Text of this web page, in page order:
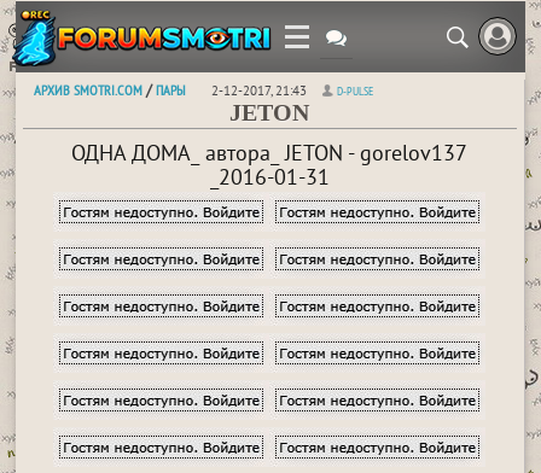
АРХИВ SMOTRI.COM /ПАРЫ 2-12-2017, 21:43 D-PULSE
JETON
ОДНА ДОМА_ автора_ JETON - gorelov137
_2016-01-31